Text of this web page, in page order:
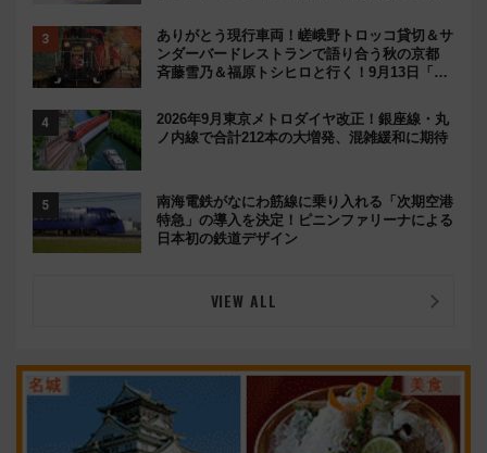
ありがとう現行車両！嵯峨野トロッコ貸切＆サ
ンダーバードレストランで語り合う秋の京都
斉藤雪乃＆福原トシヒロと行く！9月13日「京
2026年9月東京メトロダイヤ改正！銀座線・丸
ノ内線で合計212本の大増発、混雑緩和に期待
南海電鉄がなにわ筋線に乗り入れる「次期空港
特急」の導入を決定！ピニンファリーナによる
日本初の鉄道デザイン
VIEW ALL